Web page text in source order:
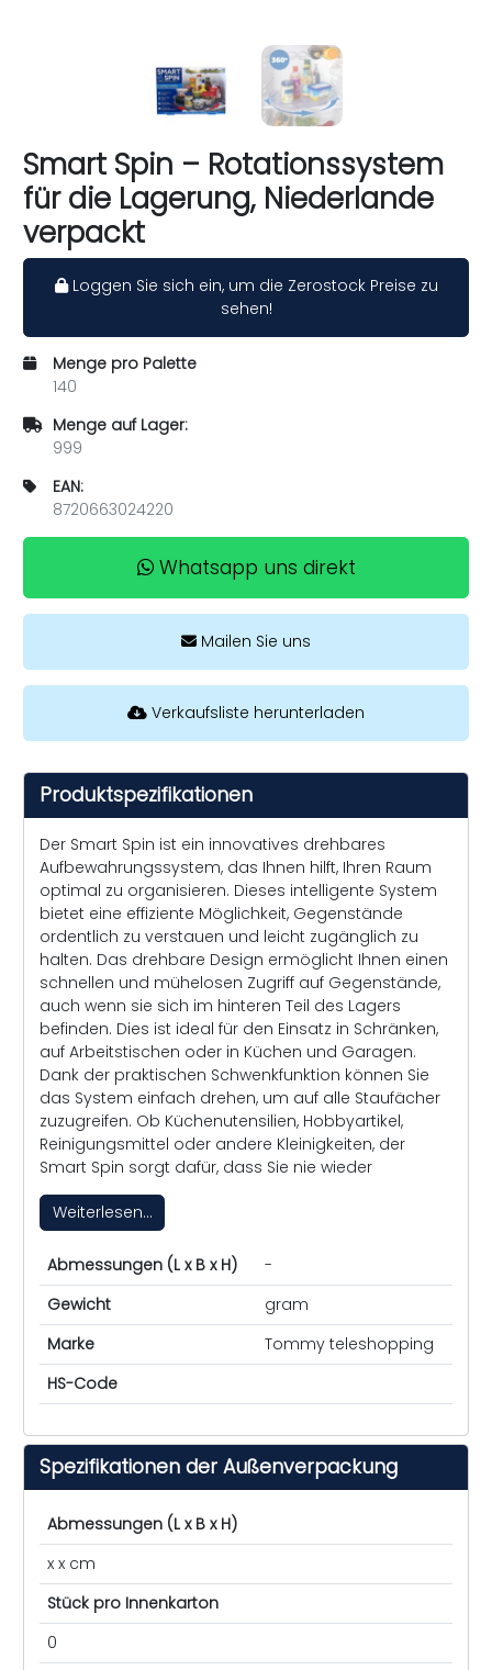
Smart Spin – Rotationssystem
für die Lagerung, Niederlande
verpackt
Loggen Sie sich ein, um die Zerostock Preise zu
sehen!
Menge pro Palette
140
Menge auf Lager:
999
EAN:
8720663024220
Whatsapp uns direkt
Mailen Sie uns
Verkaufsliste herunterladen
Produktspezifikationen
Der Smart Spin ist ein innovatives drehbares
Aufbewahrungssystem, das Ihnen hilft, Ihren Raum
optimal zu organisieren. Dieses intelligente System
bietet eine effiziente Möglichkeit, Gegenstände
ordentlich zu verstauen und leicht zugänglich zu
halten. Das drehbare Design ermöglicht Ihnen einen
schnellen und mühelosen Zugriff auf Gegenstände,
auch wenn sie sich im hinteren Teil des Lagers
befinden. Dies ist ideal für den Einsatz in Schränken,
auf Arbeitstischen oder in Küchen und Garagen.
Dank der praktischen Schwenkfunktion können Sie
das System einfach drehen, um auf alle Staufächer
zuzugreifen. Ob Küchenutensilien, Hobbyartikel,
Reinigungsmittel oder andere Kleinigkeiten, der
Smart Spin sorgt dafür, dass Sie nie wieder
Weiterlesen...
Abmessungen (L x B x H)
-
Gewicht
gram
Marke
Tommy teleshopping
HS-Code
Spezifikationen der Außenverpackung
Abmessungen (L x B x H)
x x cm
Stück pro Innenkarton
0